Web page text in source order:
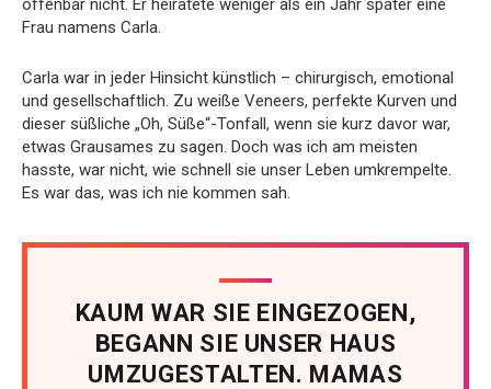
offenbar nicht. Er heiratete weniger als ein Jahr später eine
Frau namens Carla.
Carla war in jeder Hinsicht künstlich – chirurgisch, emotional
und gesellschaftlich. Zu weiße Veneers, perfekte Kurven und
dieser süßliche „Oh, Süße“-Tonfall, wenn sie kurz davor war,
etwas Grausames zu sagen. Doch was ich am meisten
hasste, war nicht, wie schnell sie unser Leben umkrempelte.
Es war das, was ich nie kommen sah.
KAUM WAR SIE EINGEZOGEN,
BEGANN SIE UNSER HAUS
UMZUGESTALTEN. MAMAS